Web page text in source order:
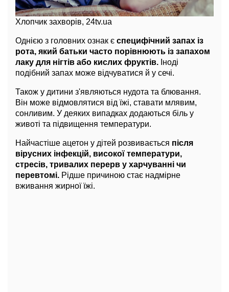
Хлопчик захворів, 24tv.ua
Однією з головних ознак є специфічний запах із
рота, який батьки часто порівнюють із запахом
лаку для нігтів або кислих фруктів. Іноді
подібний запах може відчуватися й у сечі.
Також у дитини з'являються нудота та блювання.
Він може відмовлятися від їжі, ставати млявим,
сонливим. У деяких випадках додаються біль у
животі та підвищення температури.
Найчастіше ацетон у дітей розвивається після
вірусних інфекцій, високої температури,
стресів, тривалих перерв у харчуванні чи
перевтомі. Рідше причиною стає надмірне
вживання жирної їжі.